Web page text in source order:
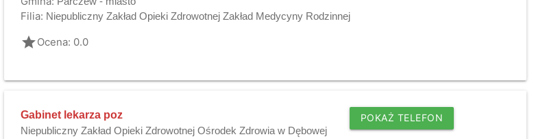
Filia: Niepubliczny Zakład Opieki Zdrowotnej Zakład Medycyny Rodzinnej
gradeOcena: 0.0
Gabinet lekarza poz
Niepubliczny Zakład Opieki Zdrowotnej Ośrodek Zdrowia w Dębowej
POKAŻ TELEFON